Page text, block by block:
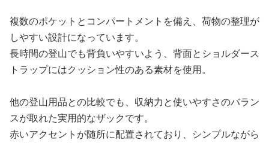
複数のポケットとコンパートメントを備え、荷物の整理が
しやすい設計になっています。
長時間の登山でも背負いやすいよう、背面とショルダース
トラップにはクッション性のある素材を使用。
他の登山用品との比較でも、収納力と使いやすさのバラン
スが取れた実用的なザックです。
赤いアクセントが随所に配置されており、シンプルながら